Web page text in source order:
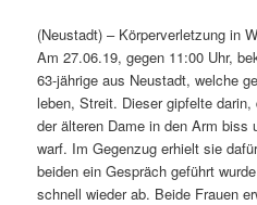
(Neustadt) – Körperverletzung in
Am 27.06.19, gegen 11:00 Uhr,
63-jährige aus Neustadt, welche
leben, Streit. Dieser gipfelte
der älteren Dame in den Arm
warf. Im Gegenzug erhielt sie
beiden ein Gespräch geführt
schnell wieder ab. Beide Frauen